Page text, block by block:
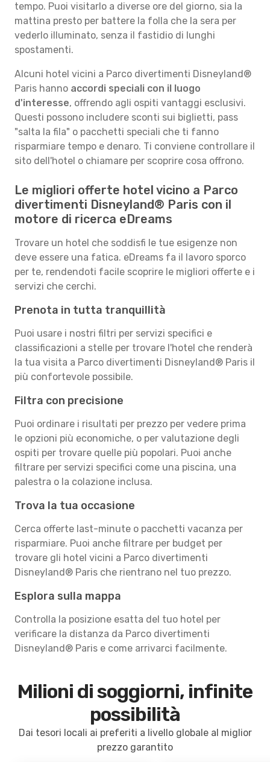
tempo. Puoi visitarlo a diverse ore del giorno, sia la
mattina presto per battere la folla che la sera per
vederlo illuminato, senza il fastidio di lunghi
spostamenti.
Alcuni hotel vicini a Parco divertimenti Disneyland®
Paris hanno accordi speciali con il luogo
d'interesse, offrendo agli ospiti vantaggi esclusivi.
Questi possono includere sconti sui biglietti, pass
"salta la fila" o pacchetti speciali che ti fanno
risparmiare tempo e denaro. Ti conviene controllare il
sito dell'hotel o chiamare per scoprire cosa offrono.
Le migliori offerte hotel vicino a Parco
divertimenti Disneyland® Paris con il
motore di ricerca eDreams
Trovare un hotel che soddisfi le tue esigenze non
deve essere una fatica. eDreams fa il lavoro sporco
per te, rendendoti facile scoprire le migliori offerte e i
servizi che cerchi.
Prenota in tutta tranquillità
Puoi usare i nostri filtri per servizi specifici e
classificazioni a stelle per trovare l'hotel che renderà
la tua visita a Parco divertimenti Disneyland® Paris il
più confortevole possibile.
Filtra con precisione
Puoi ordinare i risultati per prezzo per vedere prima
le opzioni più economiche, o per valutazione degli
ospiti per trovare quelle più popolari. Puoi anche
filtrare per servizi specifici come una piscina, una
palestra o la colazione inclusa.
Trova la tua occasione
Cerca offerte last-minute o pacchetti vacanza per
risparmiare. Puoi anche filtrare per budget per
trovare gli hotel vicini a Parco divertimenti
Disneyland® Paris che rientrano nel tuo prezzo.
Esplora sulla mappa
Controlla la posizione esatta del tuo hotel per
verificare la distanza da Parco divertimenti
Disneyland® Paris e come arrivarci facilmente.
Milioni di soggiorni, infinite
possibilità
Dai tesori locali ai preferiti a livello globale al miglior
prezzo garantito